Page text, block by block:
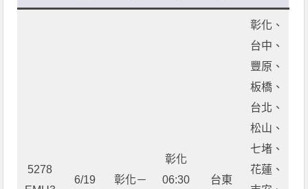
5278
6/19
彰化－
彰化
06:30
台東
彰化、
台中、
豐原、
板橋、
台北、
松山、
七堵、
花蓮、